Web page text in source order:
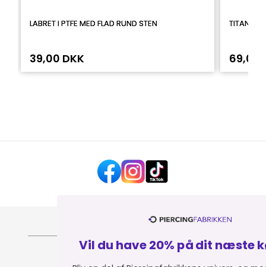
LABRET I PTFE MED FLAD RUND STEN
39,00 DKK
TITANIUM
69,00
HJÆLP OG KONTAKT
OM PIERCINGFABRIKKEN
Vil du have 20% på dit næste køb? 💎